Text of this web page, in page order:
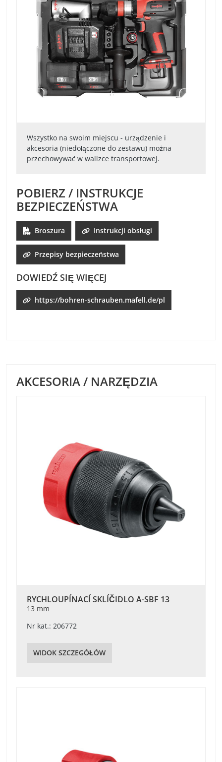
Wszystko na swoim miejscu - urządzenie i
akcesoria (niedołączone do zestawu) można
przechowywać w walizce transportowej.
POBIERZ / INSTRUKCJE
BEZPIECZEŃSTWA
Broszura Instrukcji obsługi
Przepisy bezpieczeństwa
DOWIEDŹ SIĘ WIĘCEJ
https://bohren-schrauben.mafell.de/pl
AKCESORIA / NARZĘDZIA
RYCHLOUPÍNACÍ SKLÍČIDLO A-SBF 13
13 mm
Nr kat.: 206772
WIDOK SZCZEGÓŁÓW